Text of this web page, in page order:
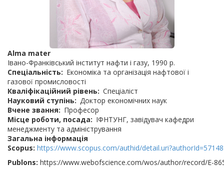
Alma mater
Івано-Франківський інститут нафти і газу, 1990 р.
Спеціальність
Економіка та організація нафтової і
газової промисловості
Кваліфікаційний рівень
Спеціаліст
Науковий ступінь
Доктор економічних наук
Вчене звання
Професор
Місце роботи, посада
ІФНТУНГ, завідувач кафедри
менеджменту та адміністрування
Загальна інформація
Scopus: https://www.scopus.com/authid/
Publons: https://www.webofscience.com/wos/author/record/E-